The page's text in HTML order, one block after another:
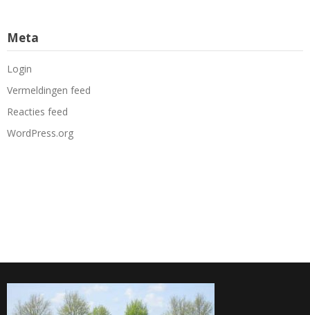
Meta
Login
Vermeldingen feed
Reacties feed
WordPress.org